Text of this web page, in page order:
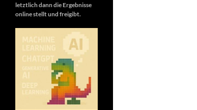
letztlich dann die Ergebnisse
online stellt und freigibt.